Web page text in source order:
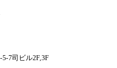
7司ビル2F,3F